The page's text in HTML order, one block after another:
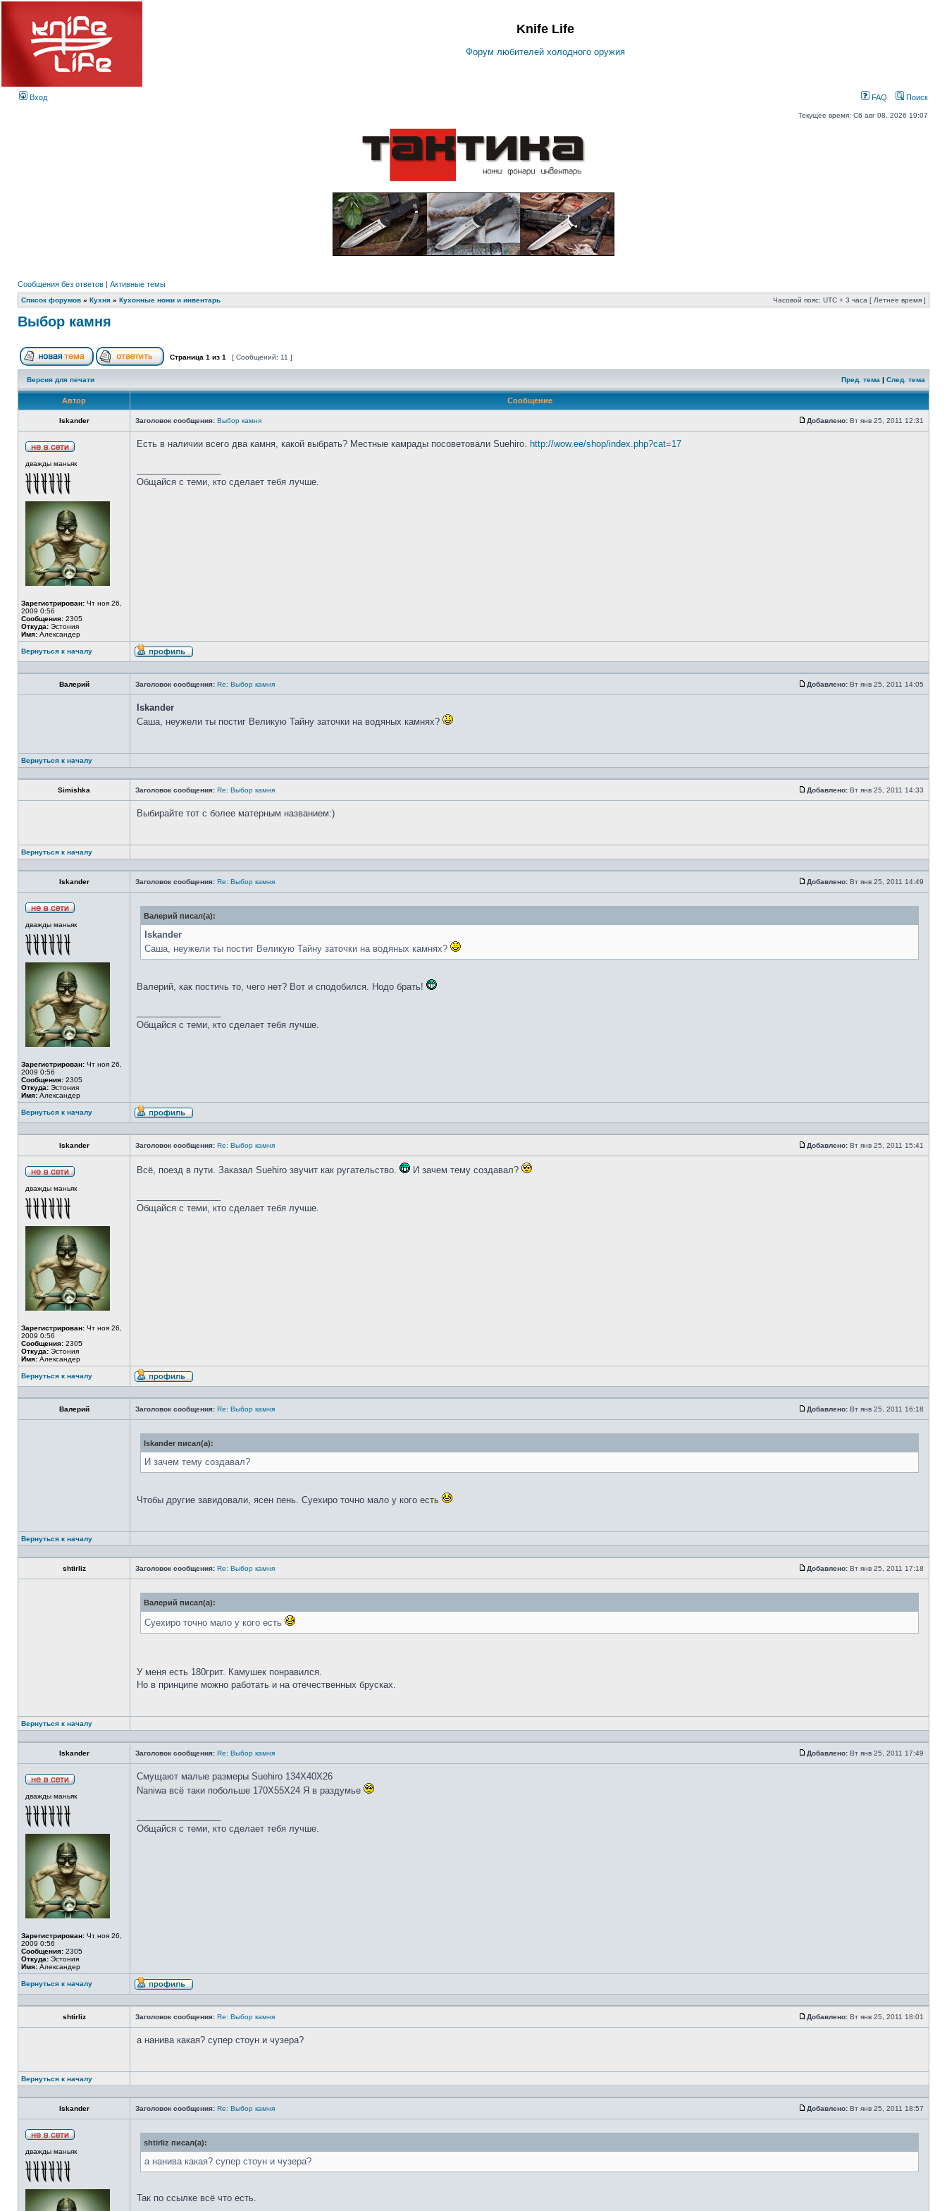
Knife Life
Форум любителей холодного оружия
Вход FAQ Поиск
Текущее время: Сб авг 08, 2026 19:07
Сообщения без ответов | Активные темы
Список форумов » Кухня » Кухонные ножи и инвентарь Часовой пояс: UTC + 3 часа [ Летнее время ]
Выбор камня
Страница 1 из 1 [ Сообщений: 11 ]
Версия для печати Пред. тема | След. тема
Автор Сообщение
Iskander Заголовок сообщения: Выбор камня Добавлено: Вт янв 25, 2011 12:31
дважды маньяк
Зарегистрирован: Чт ноя 26,
2009 0:56
Сообщения: 2305
Откуда: Эстония
Имя: Александер
Есть в наличии всего два камня, какой выбрать? Местные камрады посоветовали Suehiro. http://wow.ee/shop/index.php?cat=17
Общайся с теми, кто сделает тебя лучше.
Вернуться к началу
Валерий Заголовок сообщения: Re: Выбор камня Добавлено: Вт янв 25, 2011 14:05
Iskander
Саша, неужели ты постиг Великую Тайну заточки на водяных камнях?
Вернуться к началу
Simishka Заголовок сообщения: Re: Выбор камня Добавлено: Вт янв 25, 2011 14:33
Выбирайте тот с более матерным названием:)
Вернуться к началу
Iskander Заголовок сообщения: Re: Выбор камня Добавлено: Вт янв 25, 2011 14:49
дважды маньяк
Зарегистрирован: Чт ноя 26,
2009 0:56
Сообщения: 2305
Откуда: Эстония
Имя: Александер
Валерий писал(а):
Iskander
Саша, неужели ты постиг Великую Тайну заточки на водяных камнях?
Валерий, как постичь то, чего нет? Вот и сподобился. Нодо брать!
Общайся с теми, кто сделает тебя лучше.
Вернуться к началу
Iskander Заголовок сообщения: Re: Выбор камня Добавлено: Вт янв 25, 2011 15:41
дважды маньяк
Зарегистрирован: Чт ноя 26,
2009 0:56
Сообщения: 2305
Откуда: Эстония
Имя: Александер
Всё, поезд в пути. Заказал Suehiro звучит как ругательство. И зачем тему создавал?
Общайся с теми, кто сделает тебя лучше.
Вернуться к началу
Валерий Заголовок сообщения: Re: Выбор камня Добавлено: Вт янв 25, 2011 16:18
Iskander писал(а):
И зачем тему создавал?
Чтобы другие завидовали, ясен пень. Суехиро точно мало у кого есть
Вернуться к началу
shtirliz Заголовок сообщения: Re: Выбор камня Добавлено: Вт янв 25, 2011 17:18
Валерий писал(а):
Суехиро точно мало у кого есть
У меня есть 180грит. Камушек понравился.
Но в принципе можно работать и на отечественных брусках.
Вернуться к началу
Iskander Заголовок сообщения: Re: Выбор камня Добавлено: Вт янв 25, 2011 17:49
дважды маньяк
Зарегистрирован: Чт ноя 26,
2009 0:56
Сообщения: 2305
Откуда: Эстония
Имя: Александер
Смущают малые размеры Suehiro 134Х40Х26
Naniwa всё таки побольше 170Х55Х24 Я в раздумье
Общайся с теми, кто сделает тебя лучше.
Вернуться к началу
shtirliz Заголовок сообщения: Re: Выбор камня Добавлено: Вт янв 25, 2011 18:01
а нанива какая? супер стоун и чузера?
Вернуться к началу
Iskander Заголовок сообщения: Re: Выбор камня Добавлено: Вт янв 25, 2011 18:57
дважды маньяк
shtirliz писал(а):
а нанива какая? супер стоун и чузера?
Так по ссылке всё что есть.